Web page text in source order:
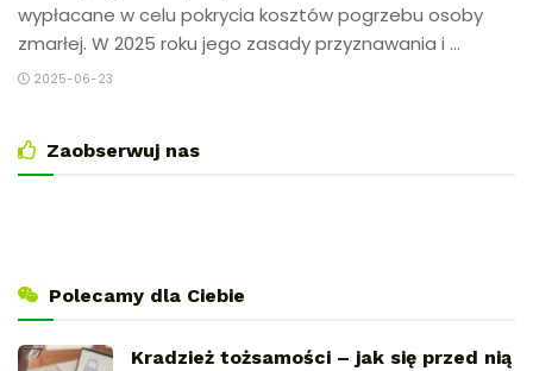
wypłacane w celu pokrycia kosztów pogrzebu osoby
zmarłej. W 2025 roku jego zasady przyznawania i ...
2025-06-23
Zaobserwuj nas
Polecamy dla Ciebie
Kradzież tożsamości – jak się przed nią